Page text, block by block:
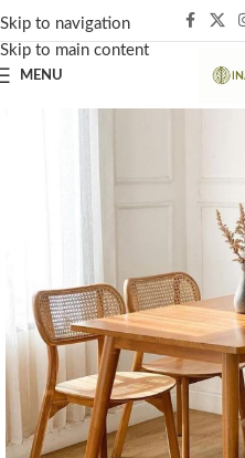
Skip to navigation
Skip to main content
MENU